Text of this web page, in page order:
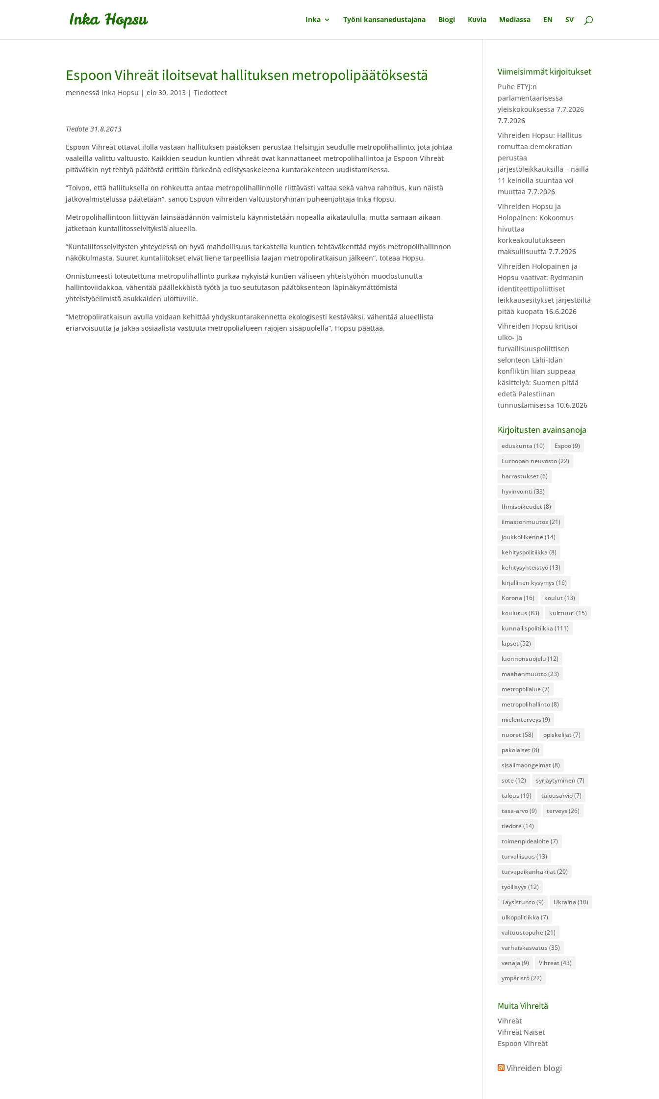
Inka Työni kansanedustajana Blogi Kuvia Mediassa EN SV
Espoon Vihreät iloitsevat hallituksen metropolipäätöksestä
mennessä Inka Hopsu |elo 30, 2013 |Tiedotteet
Tiedote 31.8.2013
Espoon Vihreät ottavat ilolla vastaan hallituksen päätöksen perustaa Helsingin seudulle metropolihallinto, jota johtaa
vaaleilla valittu valtuusto. Kaikkien seudun kuntien vihreät ovat kannattaneet metropolihallintoa ja Espoon Vihreät
pitävätkin nyt tehtyä päätöstä erittäin tärkeänä edistysaskeleena kuntarakenteen uudistamisessa.
”Toivon, että hallituksella on rohkeutta antaa metropolihallinnolle riittävästi valtaa sekä vahva rahoitus, kun näistä
jatkovalmistelussa päätetään”, sanoo Espoon vihreiden valtuustoryhmän puheenjohtaja Inka Hopsu.
Metropolihallintoon liittyvän lainsäädännön valmistelu käynnistetään nopealla aikataululla, mutta samaan aikaan
jatketaan kuntaliitosselvityksiä alueella.
”Kuntaliitosselvitysten yhteydessä on hyvä mahdollisuus tarkastella kuntien tehtäväkenttää myös metropolihallinnon
näkökulmasta. Suuret kuntaliitokset eivät liene tarpeellisia laajan metropoliratkaisun jälkeen”, toteaa Hopsu.
Onnistuneesti toteutettuna metropolihallinto purkaa nykyistä kuntien väliseen yhteistyöhön muodostunutta
hallintoviidakkoa, vähentää päällekkäistä työtä ja tuo seututason päätöksenteon läpinäkymättömistä
yhteistyöelimistä asukkaiden ulottuville.
”Metropoliratkaisun avulla voidaan kehittää yhdyskuntarakennetta ekologisesti kestäväksi, vähentää alueellista
eriarvoisuutta ja jakaa sosiaalista vastuuta metropolialueen rajojen sisäpuolella”, Hopsu päättää.
Viimeisimmät kirjoitukset
Puhe ETYJ:n
parlamentaarisessa
yleiskokouksessa 7.7.2026
7.7.2026
Vihreiden Hopsu: Hallitus
romuttaa demokratian
perustaa
järjestöleikkauksilla – näillä
11 keinolla suuntaa voi
muuttaa 7.7.2026
Vihreiden Hopsu ja
Holopainen: Kokoomus
hivuttaa
korkeakoulutukseen
maksullisuutta 7.7.2026
Vihreiden Holopainen ja
Hopsu vaativat: Rydmanin
identiteettipoliittiset
leikkausesitykset järjestöiltä
pitää kuopata 16.6.2026
Vihreiden Hopsu kritisoi
ulko- ja
turvallisuuspoliittisen
selonteon Lähi-Idän
konfliktin liian suppeaa
käsittelyä: Suomen pitää
edetä Palestiinan
tunnustamisessa 10.6.2026
Kirjoitusten avainsanoja
eduskunta (10) Espoo(9)
Euroopan neuvosto(22)
harrastukset (6)
hyvinvointi(33)
Ihmisoikeudet (8)
ilmastonmuutos(21)
joukkoliikenne(14)
kehityspolitiikka (8)
kehitysyhteistyö(13)
kirjallinen kysymys(16)
Korona (16) koulut (13)
koulutus(83) kulttuuri(15)
kunnallispolitiikka (111)
lapset (52)
luonnonsuojelu (12)
maahanmuutto(23)
metropolialue(7)
metropolihallinto(8)
mielenterveys(9)
nuoret (58) opiskelijat (7)
pakolaiset (8)
sisäilmaongelmat (8)
sote(12) syrjäytyminen (7)
talous(19) talousarvio(7)
tasa-arvo(9) terveys(26)
tiedote(14)
toimenpidealoite(7)
turvallisuus(13)
turvapaikanhakijat (20)
työllisyys(12)
Täysistunto(9) Ukraina (10)
ulkopolitiikka (7)
valtuustopuhe(21)
varhaiskasvatus(35)
venäjä (9) Vihreät (43)
ympäristö(22)
Muita Vihreitä
Vihreät
Vihreät Naiset
Espoon Vihreät
Vihreiden blogi